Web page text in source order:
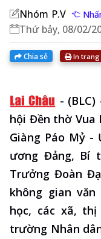
Nhóm P.V
Thứ bảy, 08/02/
Chia sẻ In trang
-
hội Đền thờ Vua
Giàng Páo Mỷ -
ương Đảng, Bí
Trưởng Đoàn
không gian
học, các xã,
trường Nhân